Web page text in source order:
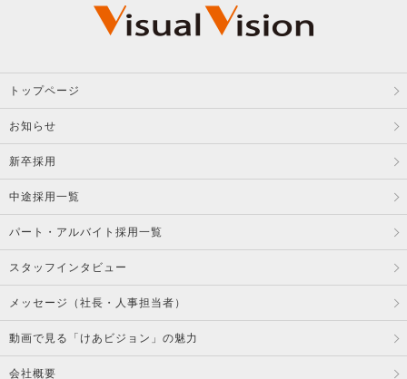
トップページ
お知らせ
新卒採用
中途採用一覧
パート・アルバイト採用一覧
スタッフインタビュー
メッセージ（社長・人事担当者）
動画で見る「けあビジョン」の魅力
会社概要